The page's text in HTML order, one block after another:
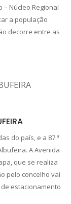
– Núcleo Regional
a população
decorre entre as
do país, e a 87.ª
A Avenida
que se realiza
pelo concelho vai
estacionamento